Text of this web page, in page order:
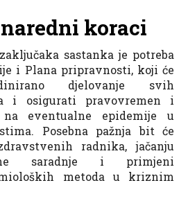
koraci
sastanka je potreba
i Plana pripravnosti, koji će
djelovanje svih
i osigurati pravovremen i
na eventualne epidemije u
Posebna pažnja bit će
radnika, jačanju
saradnje i primjeni
metoda u kriznim